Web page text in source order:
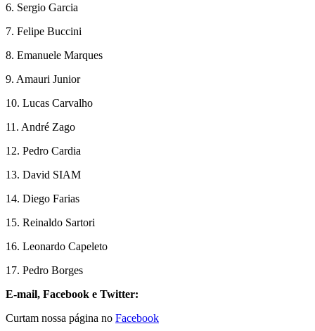
6. Sergio Garcia
7. Felipe Buccini
8. Emanuele Marques
9. Amauri Junior
10. Lucas Carvalho
11. André Zago
12. Pedro Cardia
13. David SIAM
14. Diego Farias
15. Reinaldo Sartori
16. Leonardo Capeleto
17. Pedro Borges
E-mail, Facebook e Twitter:
Curtam nossa página no Facebook